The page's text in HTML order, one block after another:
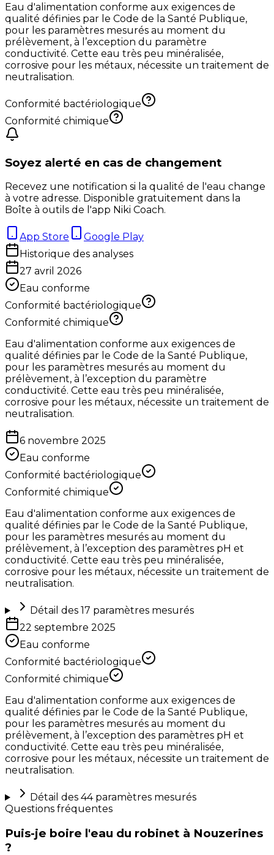
Eau d'alimentation conforme aux exigences de
qualité définies par le Code de la Santé Publique,
pour les paramètres mesurés au moment du
prélèvement, à l’exception du paramètre
conductivité. Cette eau très peu minéralisée,
corrosive pour les métaux, nécessite un traitement de
neutralisation.
Conformité bactériologique
Conformité chimique
Soyez alerté en cas de changement
Recevez une notification si la qualité de l'eau change
à votre adresse. Disponible gratuitement dans la
Boîte à outils de l'app Niki Coach.
App Store
Google Play
Historique des analyses
27 avril 2026
Eau conforme
Conformité bactériologique
Conformité chimique
Eau d'alimentation conforme aux exigences de
qualité définies par le Code de la Santé Publique,
pour les paramètres mesurés au moment du
prélèvement, à l’exception du paramètre
conductivité. Cette eau très peu minéralisée,
corrosive pour les métaux, nécessite un traitement de
neutralisation.
6 novembre 2025
Eau conforme
Conformité bactériologique
Conformité chimique
Eau d'alimentation conforme aux exigences de
qualité définies par le Code de la Santé Publique,
pour les paramètres mesurés au moment du
prélèvement, à l’exception des paramètres pH et
conductivité. Cette eau très peu minéralisée,
corrosive pour les métaux, nécessite un traitement de
neutralisation.
Détail des 17 paramètres mesurés
22 septembre 2025
Eau conforme
Conformité bactériologique
Conformité chimique
Eau d'alimentation conforme aux exigences de
qualité définies par le Code de la Santé Publique,
pour les paramètres mesurés au moment du
prélèvement, à l’exception des paramètres pH et
conductivité. Cette eau très peu minéralisée,
corrosive pour les métaux, nécessite un traitement de
neutralisation.
Détail des 44paramètres mesurés
Questions fréquentes
Puis-je boire l'eau du robinet à Nouzerines
?